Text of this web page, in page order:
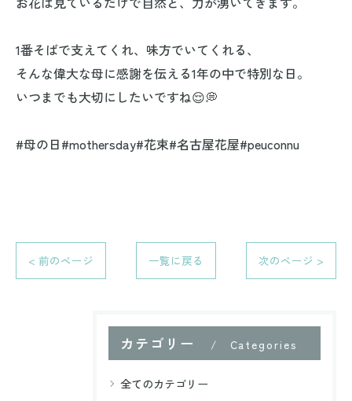
1番そばで支えてくれ、味方でいてくれる、
そんな偉大な母に感謝を伝える1年の中で特別な日。
いつまでも大切にしたいですね😌💭
#母の日#mothersday#花束#名古屋花屋#peuconnu
< 前のページ 一覧に戻る 次のページ >
カテゴリー Categories
全てのカテゴリー